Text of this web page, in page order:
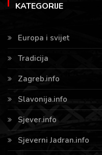
KATEGORIJE
Europa i svijet
Tradicija
Zagreb.info
Slavonija.info
Sjever.info
Sjeverni Jadran.info